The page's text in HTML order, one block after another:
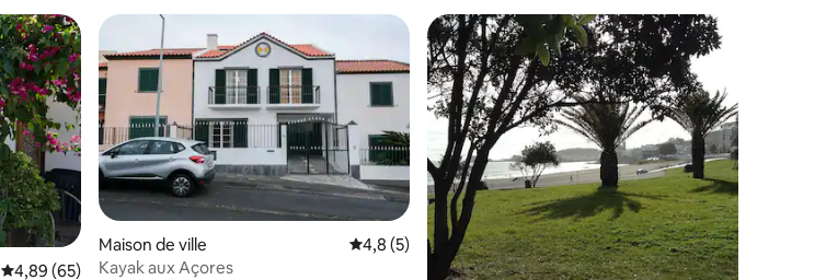
Évaluation moyenne sur la base de 65 commentaires : 4,89 sur 5
4,89 (65)
Maison de ville Évaluation moyenne sur la base de 5 commentaires : 4,8 sur 5
4,8 (5)
Kayak aux Açores